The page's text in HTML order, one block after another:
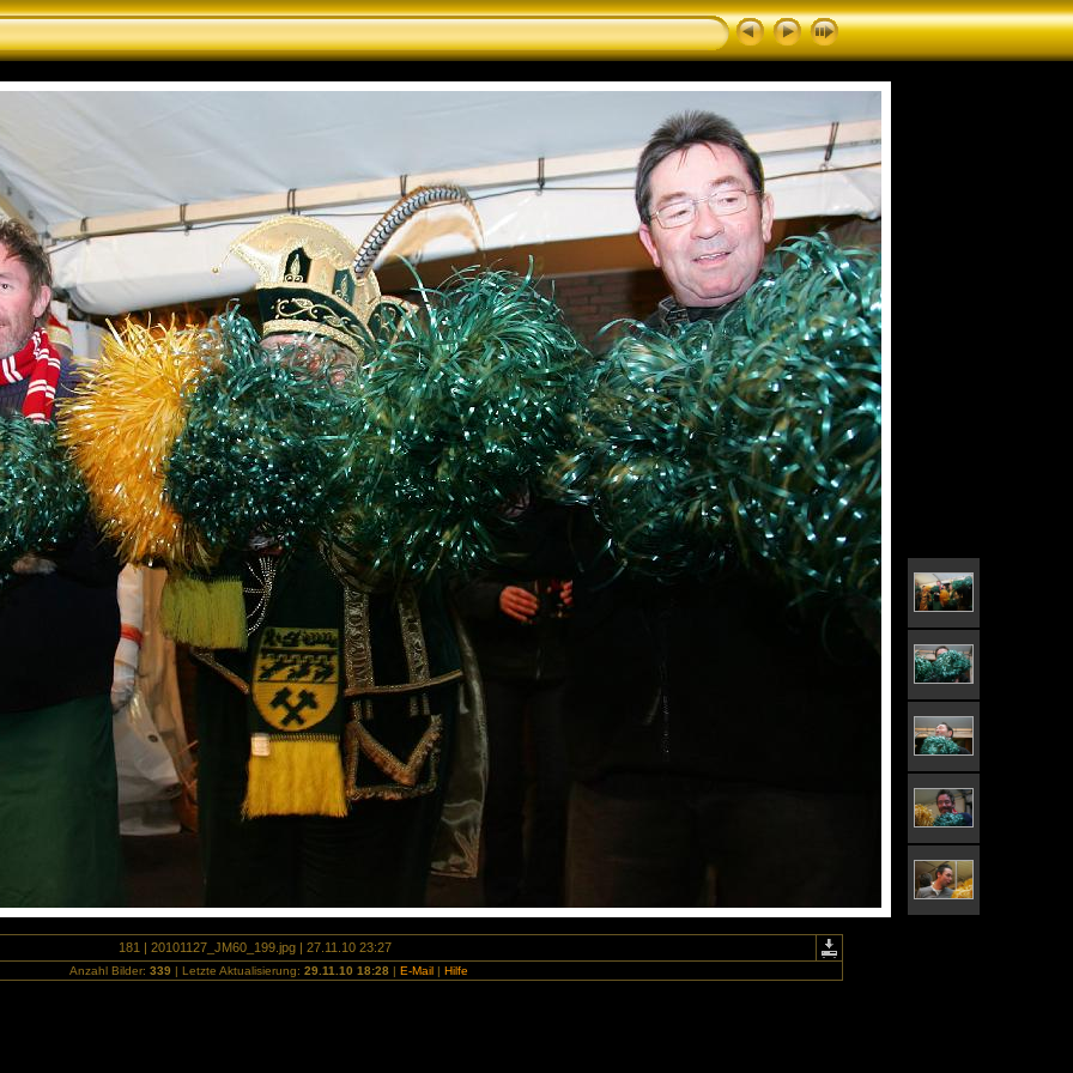
181 | 20101127_JM60_199.jpg | 27.11.10 23:27
Anzahl Bilder: 339| Letzte Aktualisierung: 29.11.10 18:28| E-Mail| Hilfe